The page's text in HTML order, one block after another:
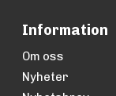
Information
Om oss
Nyheter